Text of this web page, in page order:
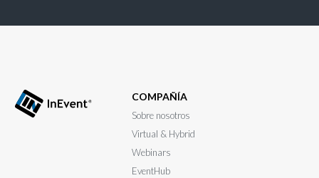
COMPAÑÍA
Sobre nosotros
Virtual & Hybrid
Webinars
EventHub